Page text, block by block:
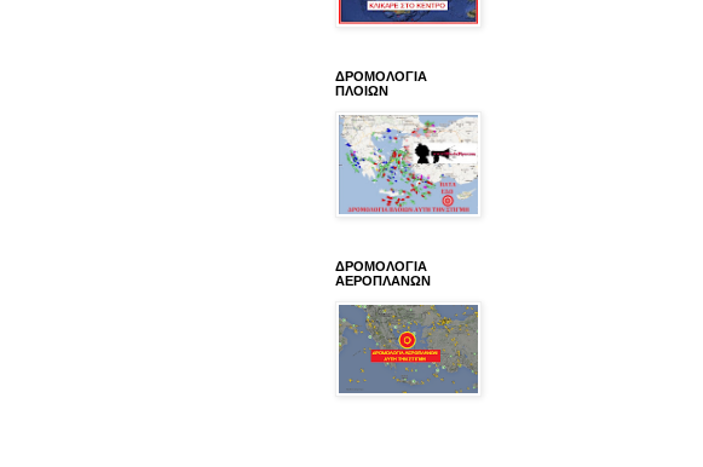
ΔΡΟΜΟΛΟΓΙΑ
ΠΛΟΙΩΝ
ΔΡΟΜΟΛΟΓΙΑ
ΑΕΡΟΠΛΑΝΩΝ